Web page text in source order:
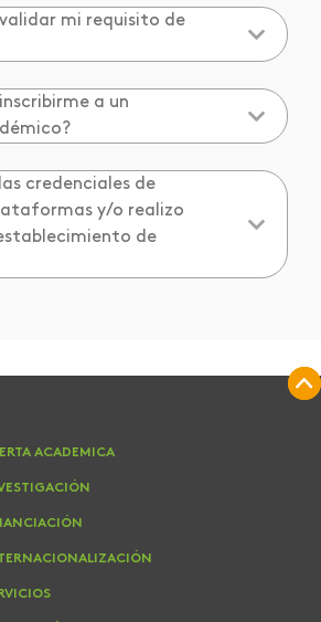
mi requisito de
a un
credenciales de
y/o realizo
de
ACADEMICA